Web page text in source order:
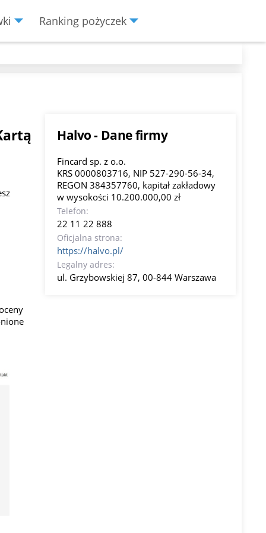
Ranking pożyczek
Halvo - Dane firmy
Fincard sp. z o.o.
KRS 0000803716, NIP 527-290-56-34,
REGON 384357760, kapitał zakładowy
w wysokości 10.200.000,00 zł
Telefon:
22 11 22 888
Oficjalna strona:
https://halvo.pl/
Legalny adres:
ul. Grzybowskiej 87, 00-844 Warszawa